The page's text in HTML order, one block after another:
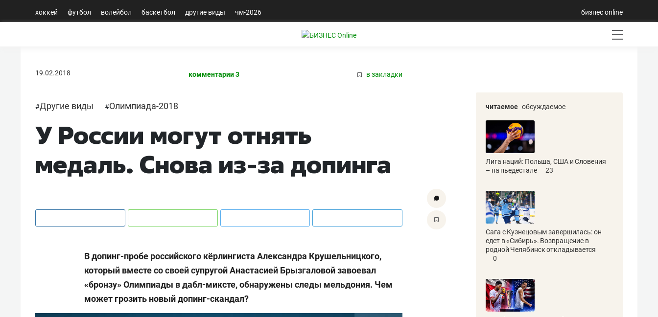
хоккей футбол волейбол баскетбол другие виды чм-2026 бизнес online
19.02.2018 комментарии 3 в закладки
#Другие виды #Олимпиада-2018
У России могут отнять
медаль. Снова из-за допинга
В допинг-пробе российского кёрлингиста Александра Крушельницкого,
который вместе со своей супругой Анастасией Брызгаловой завоевал
«бронзу» Олимпиады в дабл-миксте, обнаружены следы мельдония. Чем
может грозить новый допинг-скандал?
читаемое обсуждаемое
Лига наций: Польша, США и Словения
– на пьедестале
23
Сага с Кузнецовым завершилась: он
едет в «Сибирь». Возвращение в
родной Челябинск откладывается
0